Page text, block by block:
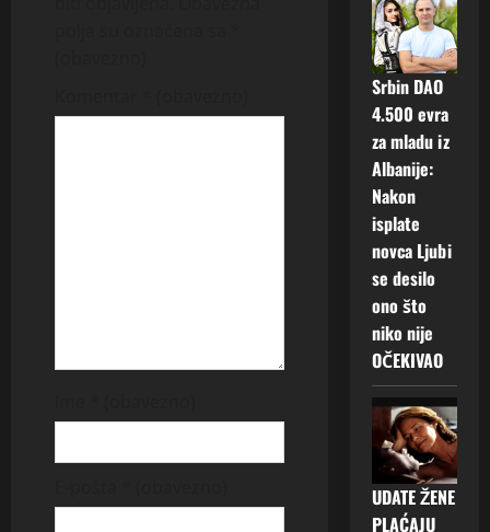
a
Srbin DAO
4.500 evra
za mladu iz
Albanije:
Nakon
isplate
novca Ljubi
se desilo
ono što
niko nije
OČEKIVAO
UDATE ŽENE
PLAĆAJU